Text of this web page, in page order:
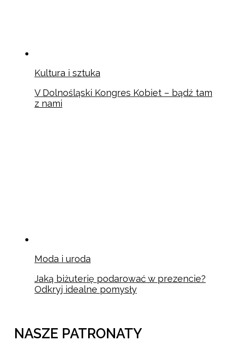
Kultura i sztuka
V Dolnośląski Kongres Kobiet – bądź tam
z nami
Moda i uroda
Jaką biżuterię podarować w prezencie?
Odkryj idealne pomysły
NASZE PATRONATY